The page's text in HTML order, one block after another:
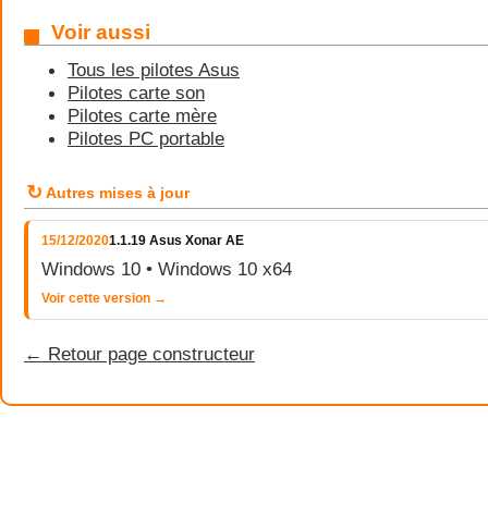
Voir aussi
Tous les pilotes Asus
Pilotes carte son
Pilotes carte mère
Pilotes PC portable
↻ Autres mises à jour
15/12/20201.1.19 Asus Xonar AE
Windows 10 • Windows 10 x64
Voir cette version →
← Retour page constructeur